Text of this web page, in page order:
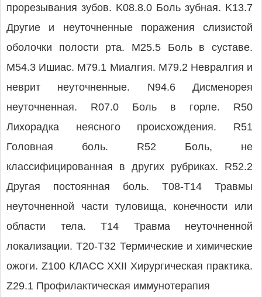
прорезывания зубов. K08.8.0 Боль зубная. K13.7
Другие и неуточненные поражения слизистой
оболочки полости рта. M25.5 Боль в суставе.
M54.3 Ишиас. M79.1 Миалгия. M79.2 Невралгия и
неврит неуточненные. N94.6 Дисменорея
неуточненная. R07.0 Боль в горле. R50
Лихорадка неясного происхождения. R51
Головная боль. R52 Боль, не
классифицированная в других рубриках. R52.2
Другая постоянная боль. T08-T14 Травмы
неуточненной части туловища, конечности или
области тела. T14 Травма неуточненной
локализации. T20-T32 Термические и химические
ожоги. Z100 КЛАСС XXII Хирургическая практика.
Z29.1 Профилактическая иммунотерапия